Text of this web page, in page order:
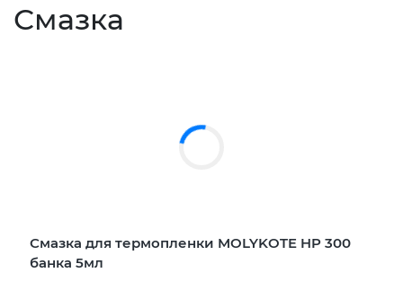
Смазка
Смазка для термопленки MOLYKOTE HP 300
банка 5мл